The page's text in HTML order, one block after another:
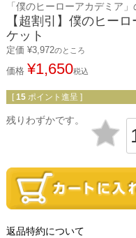
「僕のヒーローアカデミア
【超割引】僕のヒー
ケット
定価 ¥3,972のところ
価格 ¥1,650税込
[ 15 ポイント進呈 ]
残りわずかです。
返品特約について